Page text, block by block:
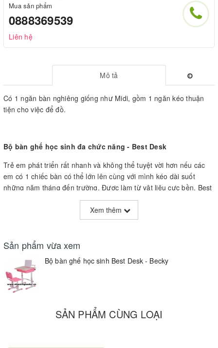
Mua sản phẩm
0888369539
Liên hệ
Mô tả
Có 1 ngăn bàn nghiêng giống như Midi, gồm 1 ngăn kéo thuận
tiện cho việc để đồ.
Bộ bàn ghế học sinh đa chức năng - Best Desk
Trẻ em phát triển rất nhanh và không thể tuyệt vời hơn nếu các
em có 1 chiếc bàn có thể lớn lên cùng với mình kéo dài suốt
những năm tháng đến trường. Được làm từ vật liệu cực bền, Best
Desk chính là chiếc bàn duy nhất mà các bạn cần phải mua. Best
Desk sẽ là nơi học tập thú vị và đầy màu sắc của các em, thích
hợp với sự phát triển về mặt thể chấtcủa trẻ em như phong cách
Là bộ bàn ghế đa chức năng có thể điều chỉnh chiều cao và luôn
đồng hành cùng sự phát triển của trẻ. Thiết kế tiện dụng mang
đến cho trẻ tư thế ngồi và tư thế đọc sách đúng chuẩn và hiệu
quả nhất, với khung thép ống chắc chắn, trẻ có thể ngồi và dựa
lưng vào ghế trong nhiều năm mà không cần lo lắng gì. Best
Desk có 3 màu sắc vui tươi, phù hợp với sở thích của mọi trẻ em.
Xem thêm
Sản phẩm vừa xem
Bộ bàn ghế học sinh Best Desk - Becky
SẢN PHẨM CÙNG LOẠI